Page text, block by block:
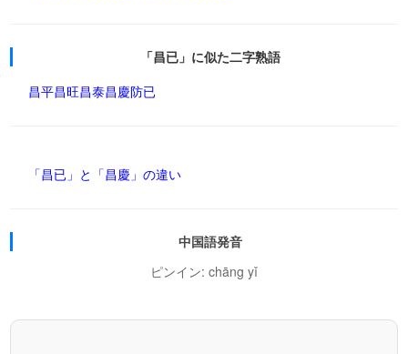
「昌已」に似た二字熟語
昌平昌旺昌泰昌慶防已
「昌已」と「昌慶」の違い
中国語発音
ピンイン: chāng yǐ